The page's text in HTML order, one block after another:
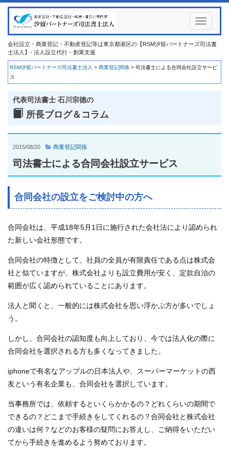
Toggle
会社設立・商業登記・不動産登記等は東京都港区の【RSM汐留パートナーズ司法書
士法人】- 法人設立代行・創業支援
RSM汐留パートナーズ司法書士法人 > 商業登記関係 > 司法書士による合同会社設立サービ
ス
代表司法書士 石川宗徳の
所長ブログ＆コラム
2015/08/20 商業登記関係
司法書士による合同会社設立サービス
合同会社の設立をご検討中の方へ
合同会社は、平成18年5月1日に施行された会社法により認められ
た新しい会社形態です。
合同会社の特徴として、社員の全員が有限責任である点は株式会
社と似ていますが、株式会社よりも設立費用が安く、定款自治の
範囲が広く認められていることにあります。
法人と聞くと、一般的には株式会社を思い浮かぶ方が多いでしょ
う。
しかし、合同会社の認知度も向上しており、今では法人化の際に
合同会社を選択される方も多くなってきました。
iphoneで有名なアップルの日本法人や、スーパーマーケットの西
友という有名企業も、合同会社を選択しています。
当事務所では、依頼するといくらかかるの？どれくらいの期間で
できるの？どこまで手続きをしてくれるの？合同会社と株式会社
の違いは何？などのお客様の疑問にお答えし、ご納得をいただい
てから手続きを進めるよう努めております。